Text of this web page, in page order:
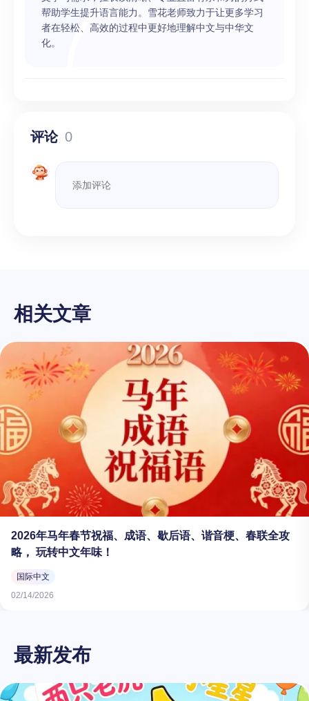
帮助学生提升语言能力。雪花老师致力于让更多学习
者在轻松、高效的过程中更好地理解中文与中华文
化。
评论 0
相关文章
2026年马年春节祝福、成语、歇后语、谐音梗、春联全攻
略， 玩转中文年味！
国际中文
02/14/2026
最新发布